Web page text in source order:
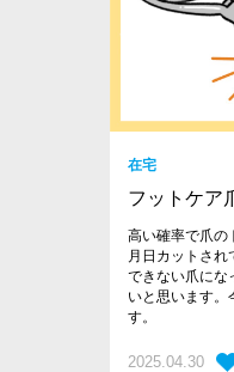
在宅
フットケア
高い確率で爪の
月日カットさ
できない爪にな
いと思います。
す。
2025.04.30